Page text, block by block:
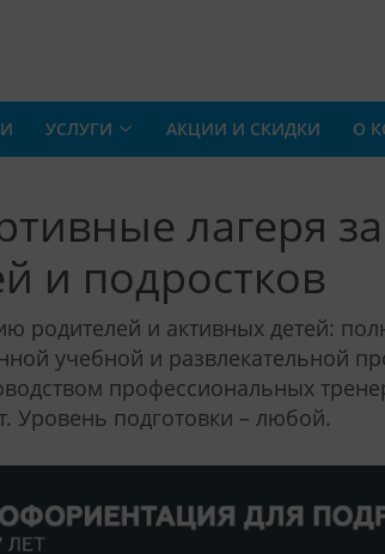
УСЛУГИ АКЦИИ И СКИДКИ О
лагеря
и подростков
родителей и активных детей:
учебной и развлекательной
профессиональных
Уровень подготовки – любой.